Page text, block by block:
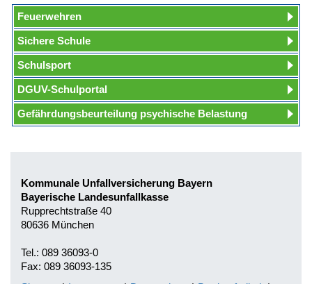
Feuerwehren
Sichere Schule
Schulsport
DGUV-Schulportal
Gefährdungsbeurteilung psychische Belastung
Kommunale Unfallversicherung Bayern
Bayerische Landesunfallkasse
Rupprechtstraße 40
80636 München
Tel.: 089 36093-0
Fax: 089 36093-135